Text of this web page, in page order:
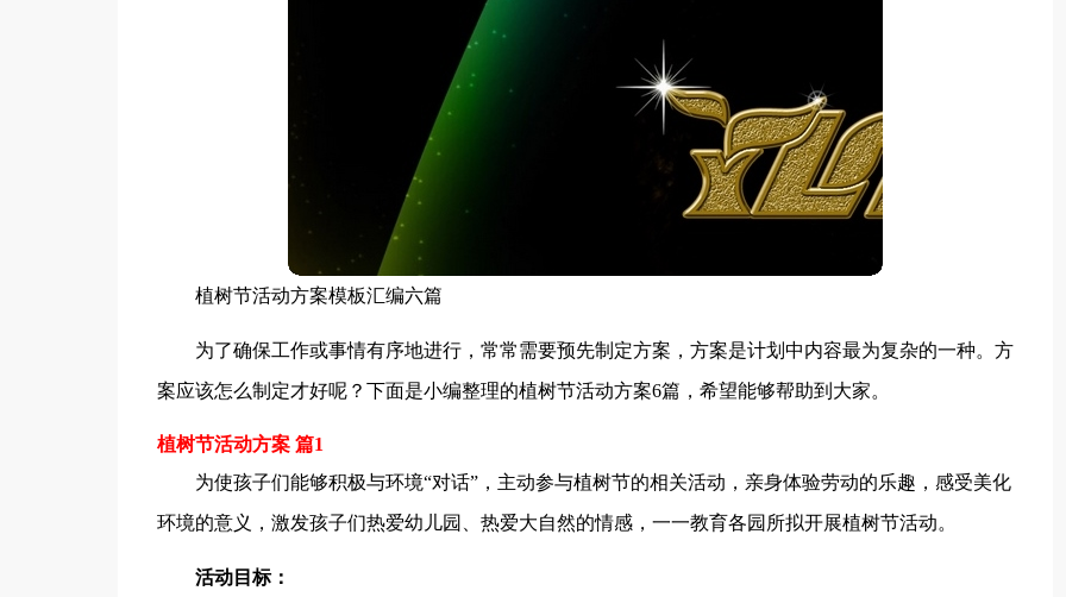
植树节活动方案模板汇编六篇
为了确保工作或事情有序地进行，常常需要预先制定方案，方案是计划中内容最为复杂的一种。方
案应该怎么制定才好呢？下面是小编整理的植树节活动方案6篇，希望能够帮助到大家。
植树节活动方案 篇1
为使孩子们能够积极与环境“对话”，主动参与植树节的相关活动，亲身体验劳动的乐趣，感受美化
环境的意义，激发孩子们热爱幼儿园、热爱大自然的情感，一一教育各园所拟开展植树节活动。
活动目标：